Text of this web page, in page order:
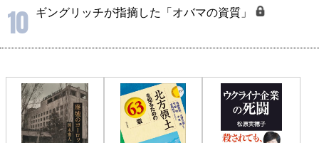
10 ギングリッチが指摘した「オバマの資質」